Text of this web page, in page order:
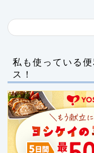
私も使っている
ス！